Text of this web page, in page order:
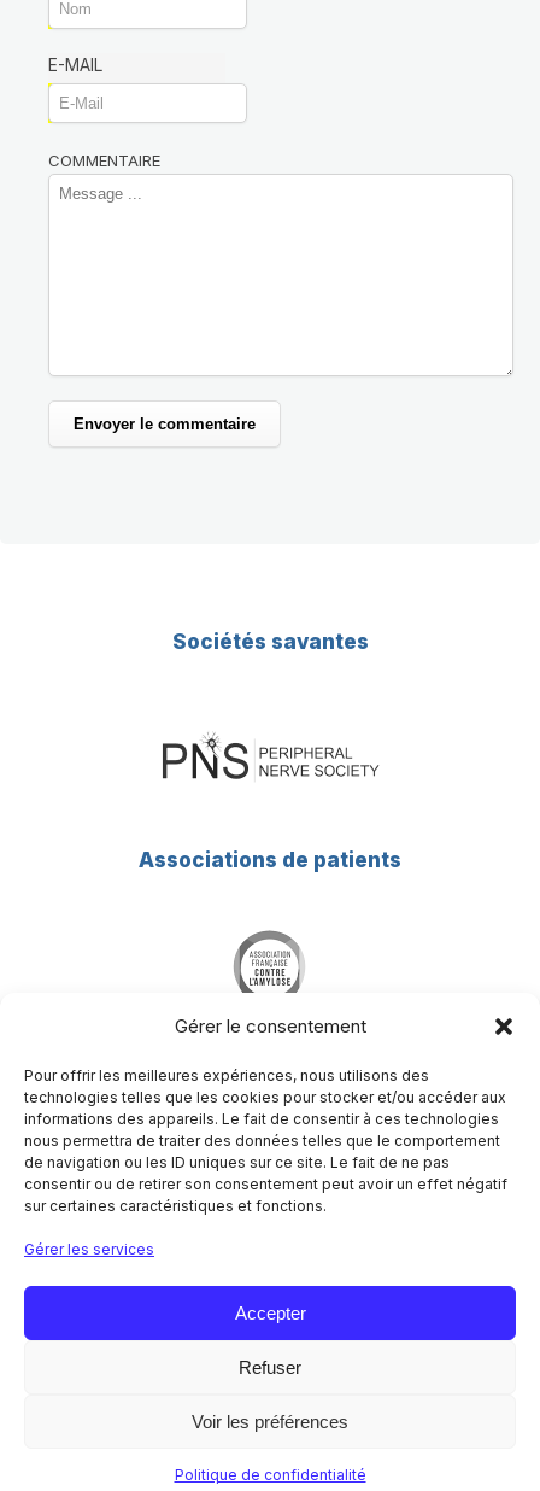
Gérer le consentement
Pour offrir les meilleures expériences, nous utilisons des
technologies telles que les cookies pour stocker et/ou accéder aux
informations des appareils. Le fait de consentir à ces technologies
nous permettra de traiter des données telles que le comportement
de navigation ou les ID uniques sur ce site. Le fait de ne pas
consentir ou de retirer son consentement peut avoir un effet négatif
sur certaines caractéristiques et fonctions.
Gérer les services
Accepter
Refuser
Voir les préférences
Politique de confidentialité
COMMENTAIRE
E-MAIL
Sociétés savantes
Associations de patients
Société Francophone du Nerf Périphérique
Hôpital Pitié-Salpêtrière
Centre de référence des maladies neuromusculaires
Nord/Est/Ile de France
NOUS CONTACTER